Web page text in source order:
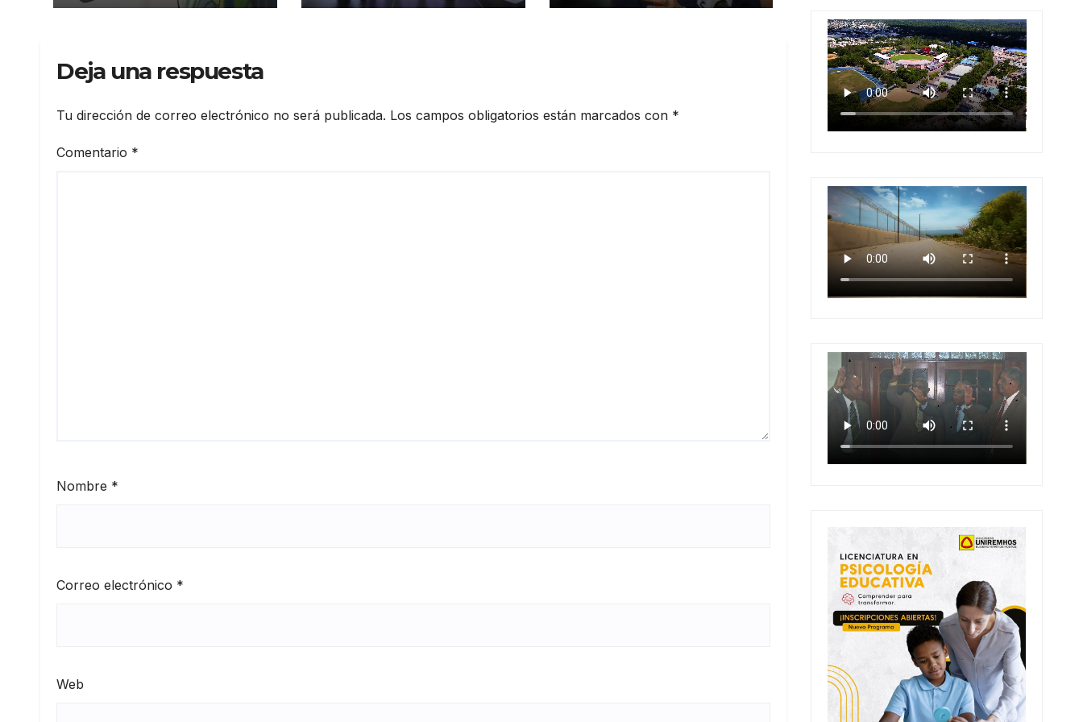
Artesanos de
Justicia
Deja una respuesta
Tu dirección de correo electrónico no será publicada. Los campos obligatorios están marcados con *
Comentario *
Nombre *
Correo electrónico *
Web